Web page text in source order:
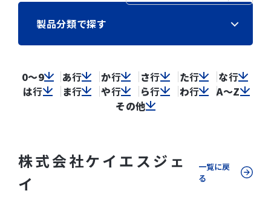
製品分類で探す
0～9 あ行 か行 さ行 た行 な行
は行 ま行 や行 ら行 わ行
A～Z
その他
株式会社ケイエスジェ
イ
一覧に戻
る